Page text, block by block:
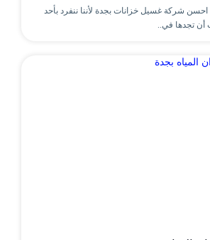
شركة غسيل خزانات بجدة لأننا ننفرد بأحد
أن تجدها في..